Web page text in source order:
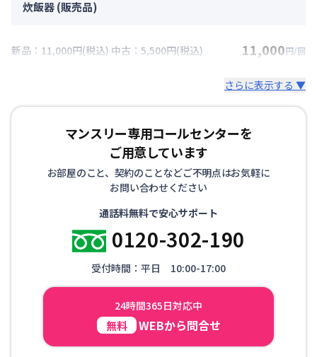
炊飯器 (販売品)
新品：11,000円(税込) 中古：5,500円(税込) 11,000円/回
さらに表示する ▼
マンスリー専用コールセンターを
ご用意しています
お部屋のこと、契約のことなどご不明点はお気軽に
お問い合わせください
通話料無料で安心サポート
0120-302-190
受付時間：平日 10:00-17:00
24時間365日対応中
無料 WEBから問合せ